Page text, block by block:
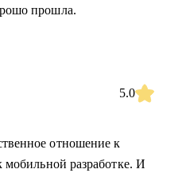
прошла.
5.0
отношение к
мобильной разработке. И